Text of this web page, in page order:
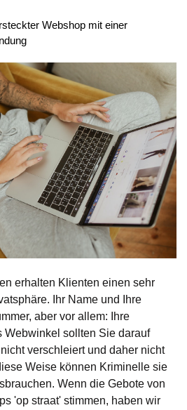
Webshop mit einer
erhalten Klienten einen sehr
Ihr Name und Ihre
aber vor allem: Ihre
Webwinkel sollten Sie darauf
verschleiert und daher nicht
Weise können Kriminelle sie
Wenn die Gebote von
'op straat' stimmen, haben wir